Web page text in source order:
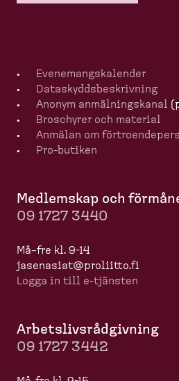
Evenemangska­lender
Dataskydds­be­skrivning
Anonym anmälningskanal
Broschyrer och material
Anmälan om
Pro-​butiken
Medlemskap och
09 1727 3440
Må–fre kl. 9-14
jasenasiat@proliitto.fi
Logga in till e-​tjänsten
Arbets­livs­råd­givning
09 1727 3442